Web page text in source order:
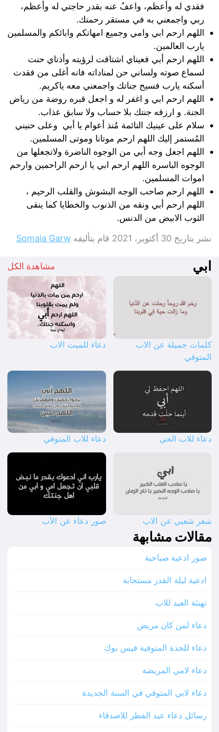
فقدي له وأعظم، واعفُ عنه بقدر حاجتي له وأعظم،
ربي واجمعني به في مستقر رحمتك.
اللهم ارحم ابي وامي وجميع امهاتكم وابائكم والمسلمين
يارب العالمين.
اللهم ارحم أبي فعيناي اشتاقت لرؤيته وأذناي حنت
لسماع صوته ولساني حن لمناداته فانه أغلى من فقدت
أسكنه يارب فسيح جناتك واجمعني معه ياكريم.
اللهم ارحم ابي و اغفر له و اجعل قبره روضة من رياض
الجنة. و ارزقه جنتك بلا حساب ولا سابق عذاب.
سلام على عينيك النائمة مُنذ أعوام يا أبي وعلى حنيني
المُستمر إليك اللهم ارحم موتانا وموتى المسلمين.
اللهم اجعل وجه أبي من الوجوه الناضرة ولاتجعلها من
الوجوه الباسره اللهم ارحم ابي يا ارحم الراحمين وارحم
اموات المسلمين.
اللهم ارحم صاحب الوجه البشوش والقلب الرحيم ،
اللهم ارحم أبي ونقه من الذنوب والخطايا كما ينقى
الثوب الابيض من الدنس.
نشر بتاريخ 30 أكتوبر، 2021 قام بتأليفه Somaia Garw
ابي مشاهدة الكل
كلمات جميلة عن الاب
المتوفي
دعاء للميت الاب
دعاء للاب الحي دعاء للاب المتوفي
شعر شعبي عن الاب صور دعاء عن الأب
مقالات مشابهة
صور ادعية صباحية
ادعية ليلة القدر مستجابة
تهنئة العيد للاب
دعاء لمن كان مريض
دعاء للجدة المتوفية فيس بوك
دعاء لامي المريضة
دعاء لابي المتوفي في السنة الجديدة
رسائل دعاء عيد الفطر للاصدقاء